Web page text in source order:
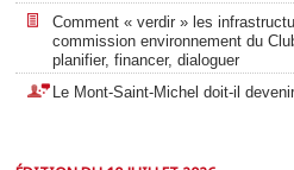
Comment « verdir » les
commission environnement du
planifier, financer, dialoguer
Le Mont-Saint-Michel doit-il